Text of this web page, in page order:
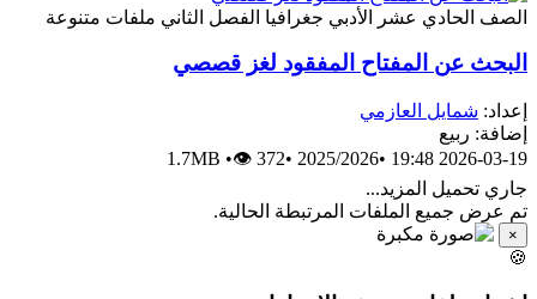
الصف الحادي عشر الأدبي جغرافيا الفصل الثاني ملفات متنوعة
البحث عن المفتاح المفقود لغز قصصي
إعداد: شمايل العازمي
إضافة: ربيع
2026-03-19 19:48
•
2025/2026
•
1.7MB •👁 372
جاري تحميل المزيد...
تم عرض جميع الملفات المرتبطة الحالية.
×
🍪